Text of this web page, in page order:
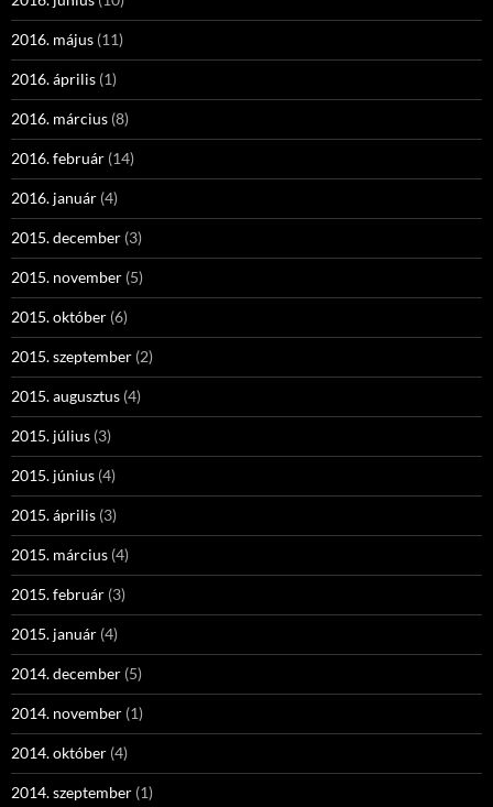
2016. május (11)
2016. április (1)
2016. március (8)
2016. február (14)
2016. január (4)
2015. december (3)
2015. november (5)
2015. október (6)
2015. szeptember (2)
2015. augusztus (4)
2015. július (3)
2015. június (4)
2015. április (3)
2015. március (4)
2015. február (3)
2015. január (4)
2014. december (5)
2014. november (1)
2014. október (4)
2014. szeptember (1)